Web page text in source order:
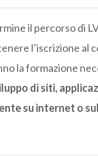
il percorso di
l’iscrizione al
la formazione
di siti,
su internet o